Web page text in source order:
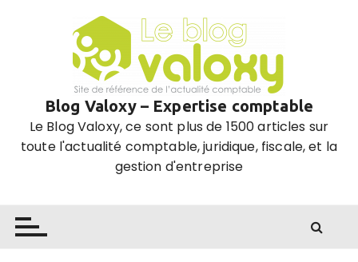
Blog Valoxy – Expertise comptable
Le Blog Valoxy, ce sont plus de 1500 articles sur
toute l'actualité comptable, juridique, fiscale, et la
gestion d'entreprise